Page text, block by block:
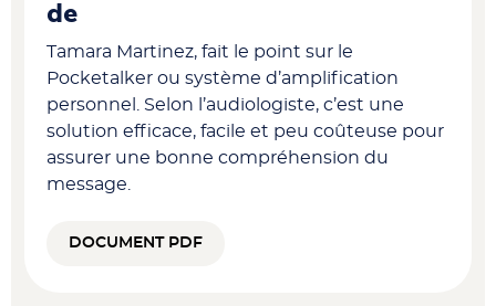
de
Tamara Martinez, fait le point sur le
Pocketalker ou système d’amplification
personnel. Selon l’audiologiste, c’est une
solution efficace, facile et peu coûteuse pour
assurer une bonne compréhension du
message.
DOCUMENT PDF